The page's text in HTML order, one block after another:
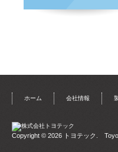
ホーム 会社情報
Copyright © 2026 トヨテック .